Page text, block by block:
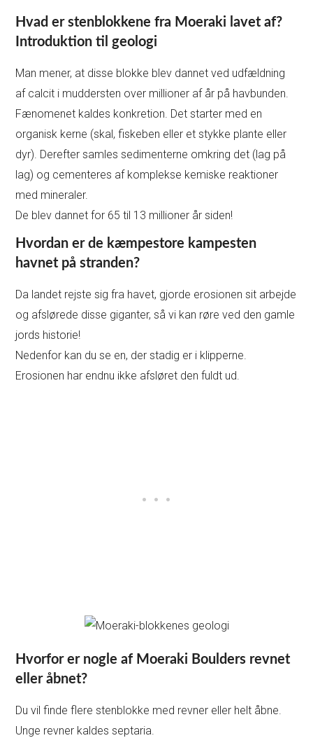
Hvad er stenblokkene fra Moeraki lavet af?
Introduktion til geologi
Man mener, at disse blokke blev dannet ved udfældning
af calcit i muddersten over millioner af år på havbunden.
Fænomenet kaldes konkretion. Det starter med en
organisk kerne (skal, fiskeben eller et stykke plante eller
dyr). Derefter samles sedimenterne omkring det (lag på
lag) og cementeres af komplekse kemiske reaktioner
med mineraler.
De blev dannet for 65 til 13 millioner år siden!
Hvordan er de kæmpestore kampesten
havnet på stranden?
Da landet rejste sig fra havet, gjorde erosionen sit arbejde
og afslørede disse giganter, så vi kan røre ved den gamle
jords historie!
Nedenfor kan du se en, der stadig er i klipperne.
Erosionen har endnu ikke afsløret den fuldt ud.
Hvorfor er nogle af Moeraki Boulders revnet
eller åbnet?
Du vil finde flere stenblokke med revner eller helt åbne.
Unge revner kaldes septaria.